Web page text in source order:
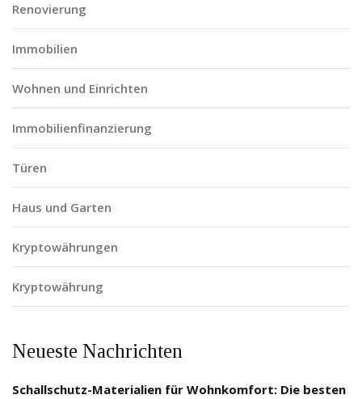
Renovierung
Immobilien
Wohnen und Einrichten
Immobilienfinanzierung
Türen
Haus und Garten
Kryptowährungen
Kryptowährung
Neueste Nachrichten
Schallschutz-Materialien für Wohnkomfort: Die besten